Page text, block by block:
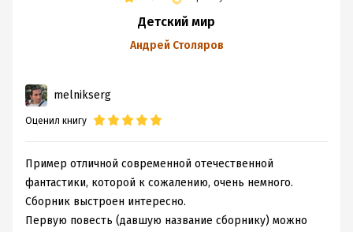
Детский мир
Андрей Столяров
melnikserg
Оценил книгу
Пример отличной современной отечественной
фантастики, которой к сожалению, очень немного.
Сборник выстроен интересно.
Первую повесть (давшую название сборнику) можно